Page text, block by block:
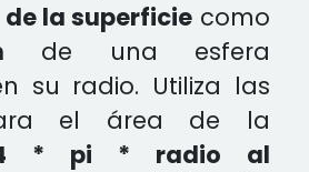
la superficiecomo
de una esfera
su radio. Utiliza las
el área de la
* pi * radio al